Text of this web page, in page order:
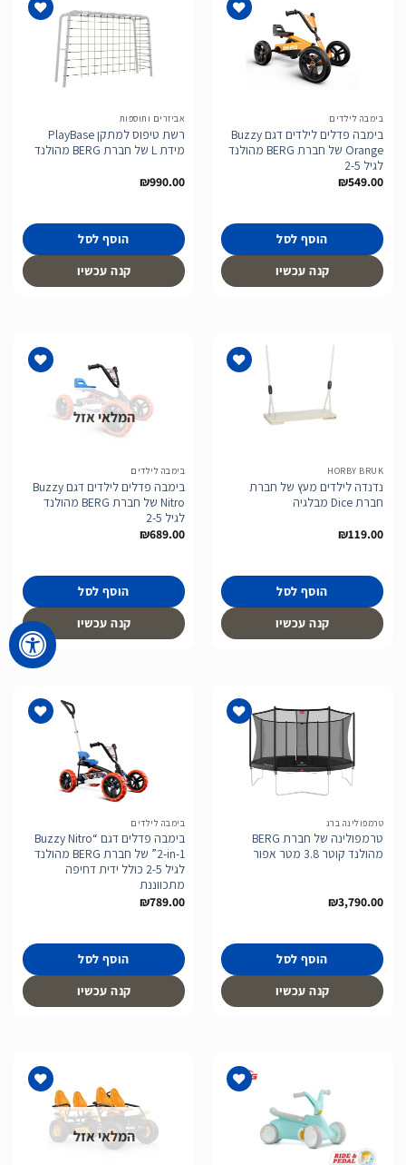
בימבה לילדים
בימבה פדלים לילדים דגם Buzzy
Orange של חברת BERG מהולנד
לגיל 2-5
₪549.00
הוסף לסל
קנה עכשיו
אביזרים ותוספות
רשת טיפוס למתקן PlayBase
מידת L של חברת BERG מהולנד
₪990.00
הוסף לסל
קנה עכשיו
HORBY BRUK
נדנדה לילדים מעץ של חברת
חברת Dice מבלגיה
₪119.00
הוסף לסל
קנה עכשיו
המלאי אזל
בימבה לילדים
בימבה פדלים לילדים דגם Buzzy
Nitro של חברת BERG מהולנד
לגיל 2-5
₪689.00
הוסף לסל
קנה עכשיו
טרמפולינה ברג
טרמפולינה של חברת BERG
מהולנד קוטר 3.8 מטר אפור
₪3,790.00
הוסף לסל
קנה עכשיו
בימבה לילדים
בימבה פדלים דגם “Buzzy Nitro
2-in-1” של חברת BERG מהולנד
לגיל 2-5 כולל ידית דחיפה
מתכווננת
₪789.00
הוסף לסל
קנה עכשיו
המלאי אזל